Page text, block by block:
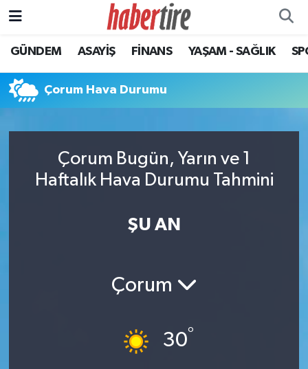
GÜNDEM ASAYİŞ FİNANS YAŞAM - SAĞLIK
Çorum Hava Durumu
Çorum Bugün, Yarın ve 1
Haftalık Hava Durumu Tahmini
ŞU AN
Çorum
30°
Tire Nöbetçi Eczaneler
Tire Hava Durumu
Süper Lig Puan Durumu ve Fikstür
Son Dakika Haberleri